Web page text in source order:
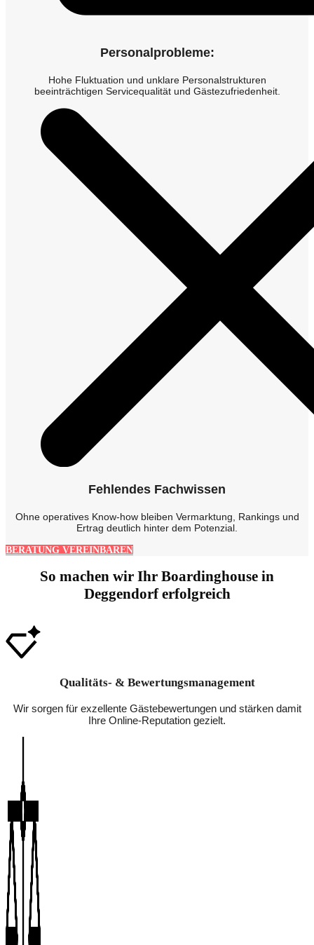
Personalprobleme:
Hohe Fluktuation und unklare Personalstrukturen
beeinträchtigen Servicequalität und Gästezufriedenheit.
Fehlendes Fachwissen
Ohne operatives Know-how bleiben Vermarktung, Rankings und
Ertrag deutlich hinter dem Potenzial.
BERATUNG VEREINBAREN
So machen wir Ihr Boardinghouse in
Deggendorf erfolgreich
Qualitäts- & Bewertungsmanagement
Wir sorgen für exzellente Gästebewertungen und stärken damit
Ihre Online-Reputation gezielt.